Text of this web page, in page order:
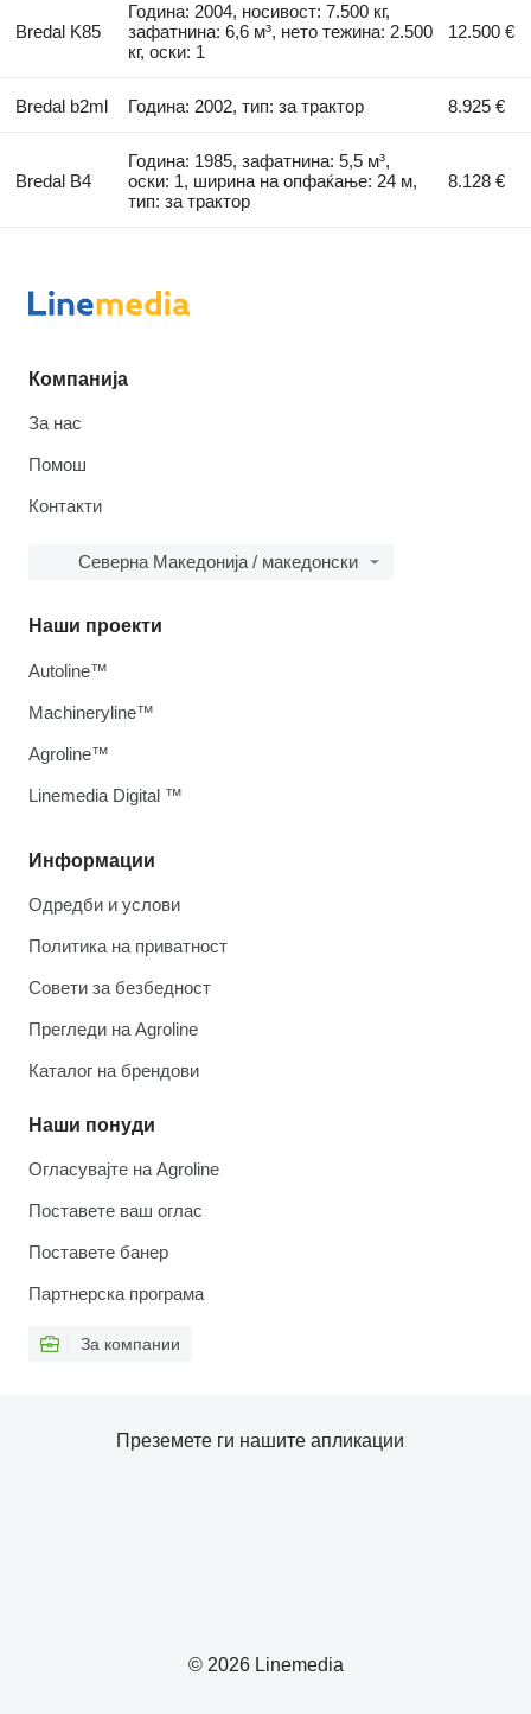
Bredal K85
Година: 2004, носивост: 7.500 кг,
зафатнина: 6,6 м³, нето тежина: 2.500
кг, оски: 1
12.500 €
Bredal b2ml Година: 2002, тип: за трактор 8.925 €
Bredal B4
Година: 1985, зафатнина: 5,5 м³,
оски: 1, ширина на опфаќање: 24 м,
тип: за трактор
8.128 €
Компанија
За нас
Помош
Контакти
Северна Македонија / македонски
Информации
Одредби и услови
Политика на приватност
Совети за безбедност
Прегледи на Agroline
Каталог на брендови
Наши понуди
Огласувајте на Agroline
Поставете ваш оглас
Поставете банер
Партнерска програма
За компании
Наши проекти
Autoline™
Machineryline™
Agroline™
Linemedia Digital ™
© 2026 Linemedia
Преземете ги нашите апликации